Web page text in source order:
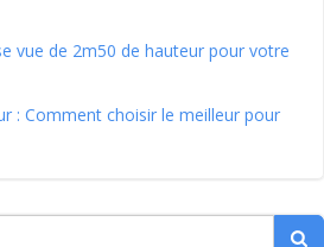
vue de 2m50 de hauteur pour votre
: Comment choisir le meilleur pour